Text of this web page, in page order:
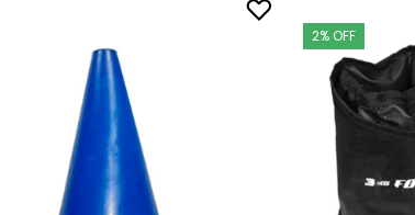
2% OFF